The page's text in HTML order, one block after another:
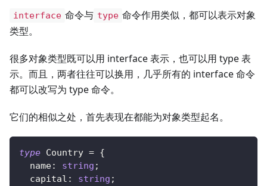
interface 命令与 type 命令作用类似，都可以表示对象
类型。
很多对象类型既可以用 interface 表示，也可以用 type 表
示。而且，两者往往可以换用，几乎所有的 interface 命令
都可以改写为 type 命令。
它们的相似之处，首先表现在都能为对象类型起名。
type Country = {
  name
: string ;
  capital
: string ;